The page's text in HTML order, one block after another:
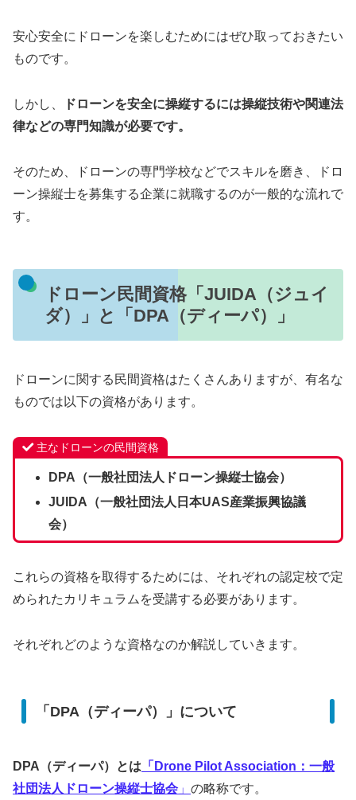
安心安全にドローンを楽しむためにはぜひ取っておきたい
ものです。
しかし、
ドローンを安全に操縦するには操縦技術や関連法
律などの専門知識が必要です。
そのため、ドローンの専門学校などでスキルを磨き、ドロ
ーン操縦士を募集する企業に就職するのが一般的な流れで
す。
ドローン民間資格「JUIDA（ジュイ
ダ）」と「DPA（ディーパ）」
ドローンに関する民間資格はたくさんありますが、有名な
ものでは以下の資格があります。
主なドローンの民間資格
DPA（一般社団法人ドローン操縦士協会）
JUIDA（一般社団法人日本UAS産業振興協議
会）
これらの資格を取得するためには、それぞれの認定校で定
められたカリキュラムを受講する必要があります。
それぞれどのような資格なのか解説していきます。
「DPA（ディーパ）」について
DPA（ディーパ）とは 「Drone Pilot Association： 一般
社団法人ドローン操縦士協会 」 の略称です。